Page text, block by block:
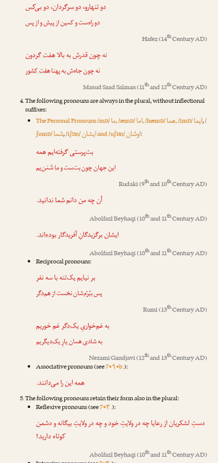
دو تنهارو،دو سرگردان،دو بی‌کس
دو راه‌ست و کمین از پیش و از پس
Hafez(14thCentury AD)
نه چون قدرش به بالاهفت گردون
نه چون جاه‌ش به پهناهفت کشور
Masud Saad Salman(11thand 12thCentury AD)
The following pronouns are always in the plural, without inflectional
suffixes:
The Personal Pronouns /mɒ/ما, /æmɒ/اما, /hæmɒ/هما, /imɒ/ایما,/
ʃomɒ/شما,/iʃɒn/ایشانand /uʃɒn/اوشان:
بت‌پرستی گرفته‌ایم همه
این جهان چون بت‌ست وماشَمَن‌یم
Rudaki(9thand 10thCentury AD)
آن چه من دانمشماندانید.
Abolfazl Beyhaqi(10thand 11thCentury AD)
ایشانبرگزیدگانِ آفریدگاربوده‌اند.
Abolfazl Beyhaqi(10thand 11thCentury AD)
Reciprocal pronouns:
بر نیایم یک‌تنه با سه نفر
پس ببُرّم‌شان نخست ازهم‌دگر
Rumi(13thCentury AD)
به غم‌خواریِیک‌دگرغم خوریم
به شادی همان یارِیک‌دیگریم
Nezami Gandjavi(12thand 13thCentury AD)
Associative pronouns (see7•۹•b.):
همهاین رامی‌دانند.
The following pronouns retain their form also in the plural:
Reflexive pronouns (see7•۳.):
دستِ لشکریان از رعایا چه در ولایتِخودو چه در ولایتِ بیگانه و دشمن
کوتاهدارید!
Abolfazl Beyhaqi(10thand 11thCentury AD)